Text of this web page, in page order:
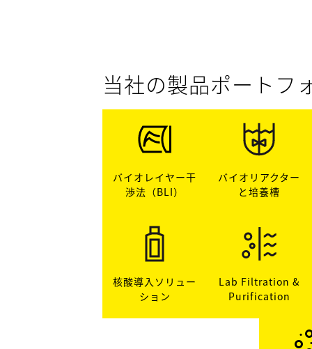
当社の製品ポートフ
バイオレイヤー干
渉法（BLI）
バイオリアクター
と培養槽
核酸導入ソリュー
ション
Lab Filtration &
Purification